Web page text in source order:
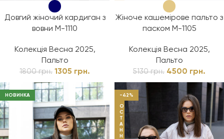
Довгий жіночий кардиган з
вовни М-1110
Колекція Весна 2025,
Пальто
1800грн. 1305 грн.
В
Жіноче кашемірове пальто з
паском М-1105
Колекція Весна 2025,
Пальто
5130грн. 4500 грн.
НОВИНКА -42%
О
С
Т
А
Н
Н